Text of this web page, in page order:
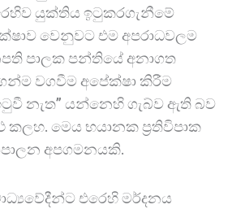
යුක්තිය ඉටුකරගැනීමේ
වෙනුවට එම අපරාධවලම
පාලක පන්තියේ අනාගත
වගවීම අපේක්ෂා කිරීම
නැත” යන්නෙහි ගැබ්ව ඇති බව
මෙය භයානක ප්‍රතිවිපාක
අපගමනයකි.
එරෙහි මර්දනය